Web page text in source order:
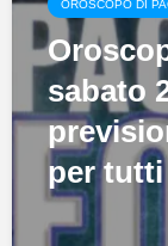
OROSCOPO DI
sabato
per